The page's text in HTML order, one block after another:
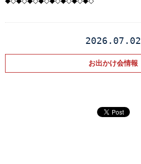
2026.07.02
お出かけ会情報